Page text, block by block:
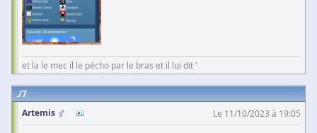
et la le mec il le pécho par le bras et il lui dit '
7
Artemis
Le 11/10/2023 à 19:05